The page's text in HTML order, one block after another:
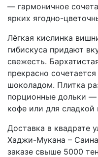
— гармоничное
ярких ягодно-
Лёгкая кислинка
гибискуса придают
свежесть.
прекрасно
шоколадом. Плитка
порционные дольки —
кофе или для сладкой
Доставка в квадрате
Хаджи-Мукана –
заказе свыше 5000